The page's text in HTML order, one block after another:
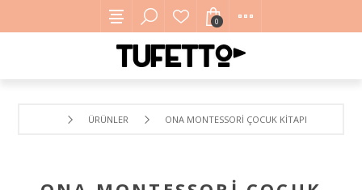
0
ÜRÜNLER ONA MONTESSORI ÇOCUK KITAPLIK